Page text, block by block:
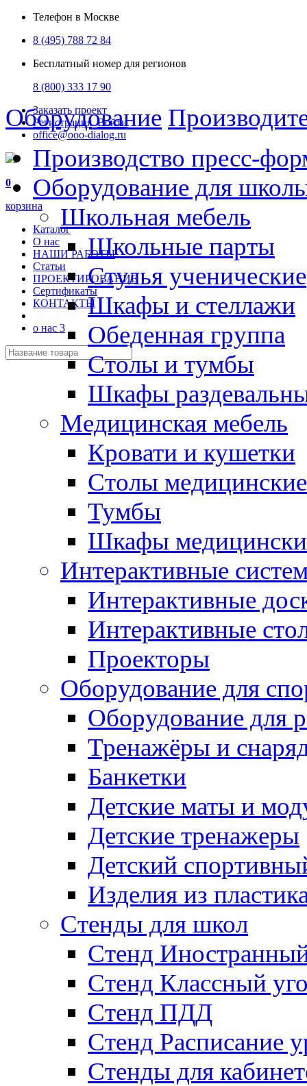
Телефон в Москве
8 (495) 788 72 84
Бесплатный номер для регионов
8 (800) 333 17 90
Заказать проект
Регистрация Войти
office@ooo-dialog.ru
0
корзина
Каталог
О нас
НАШИ РАБОТЫ
Статьи
ПРОЕКТИРОВАНИЕ
Сертификаты
КОНТАКТЫ
о нас 3
Оборудование
Производство пресс-
Оборудование для
Школьная мебель
Школьные парты
Стулья ученические
Шкафы и стеллажи
Обеденная группа
Столы и тумбы
Шкафы
Медицинская мебель
Кровати и кушетки
Столы медицинские
Тумбы
Шкафы
Интерактивные
Интерактивные
Интерактивные
Проекторы
Оборудование для
Оборудование для
Тренажёры и
Банкетки
Детские маты и
Детские тренажеры
Детский
Изделия из
Стенды для школ
Стенд
Стенд Классный
Стенд ПДД
Стенд Расписание
Стенды для